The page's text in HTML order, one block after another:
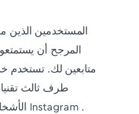
المرجح أن
متابعين لك. تستخدم
طرف ثالث
الأشخاص المناسبين لصفحتك Instagram .